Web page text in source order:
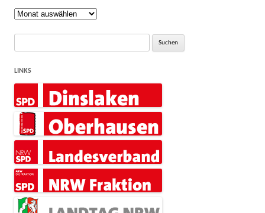
Rückblick
Suche
LINKS